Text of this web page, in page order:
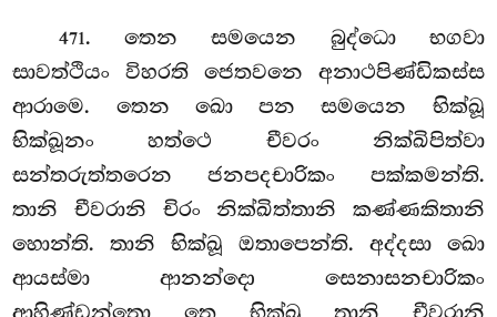
471. තෙනසමයෙන බුද්ධො භගවා
සාවත්ථියං විහරති ජෙතවනෙ අනාථපිණ්ඩිකස්ස
ආරාමෙ. තෙන ඛො පන සමයෙන භික්ඛූ
භික්ඛූනං හත්ථෙ චීවරං නික්ඛිපිත්වා
සන්තරුත්තරෙන ජනපදචාරිකං පක්කමන්ති.
තානි චීවරානි චිරං නික්ඛිත්තානි කණ්ණකිතානි
හොන්ති. තානි භික්ඛූ ඔතාපෙන්ති. අද්දසා ඛො
ආයස්මා ආනන්දො සෙනාසනචාරිකං